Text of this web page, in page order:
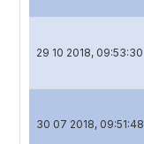
29 10 2018, 09:53:30
30 07 2018, 09:51:48